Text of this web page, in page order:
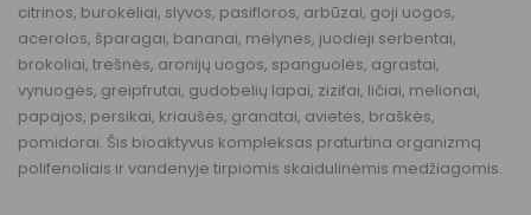
citrinos, burokėliai, slyvos, pasifloros, arbūzai, goji uogos,
acerolos, šparagai, bananai, mėlynės, juodieji serbentai,
brokoliai, trešnės, aronijų uogos, spanguolės, agrastai,
vynuogės, greipfrutai, gudobelių lapai, zizifai, ličiai, melionai,
papajos, persikai, kriaušės, granatai, avietės, braškės,
pomidorai. Šis bioaktyvus kompleksas praturtina organizmą
polifenoliais ir vandenyje tirpiomis skaidulinėmis medžiagomis.